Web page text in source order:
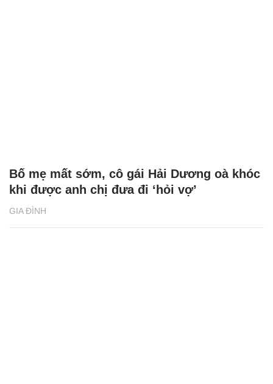
GIA ĐÌNH
Bố mẹ mất sớm, cô gái Hải Dương oà khóc
khi được anh chị đưa đi ‘hỏi vợ’